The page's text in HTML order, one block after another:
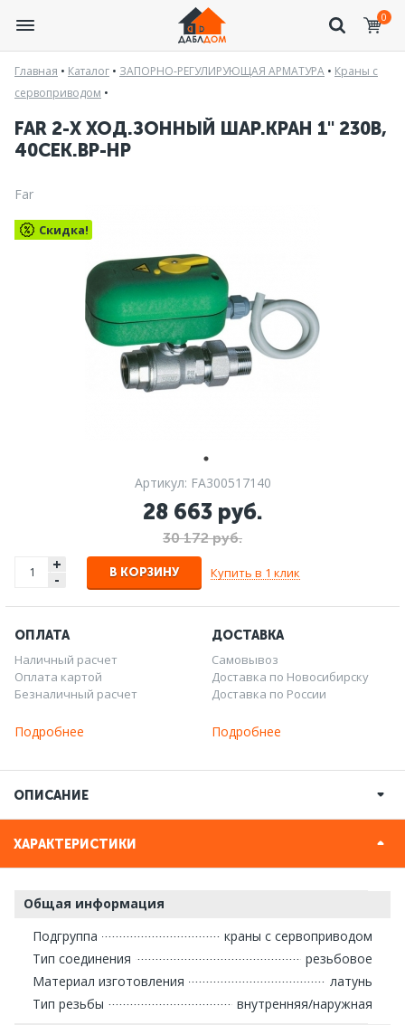
0
Главная • Каталог • ЗАПОРНО-РЕГУЛИРУЮЩАЯ АРМАТУРА • Краны с
сервоприводом •
FAR 2-Х ХОД.ЗОННЫЙ ШАР.КРАН 1" 230В,
40СЕК.ВР-НР
Far
Скидка!
Артикул: FA300517140
28 663 руб.
30 172 руб.
+
- В КОРЗИНУ Купить в 1 клик
ОПЛАТА
Наличный расчет
Оплата картой
Безналичный расчет
Подробнее
ДОСТАВКА
Самовывоз
Доставка по Новосибирску
Доставка по России
Подробнее
ОПИСАНИЕ
ХАРАКТЕРИСТИКИ
Общая информация
Подгруппа
краны с сервоприводом
Тип соединения
резьбовое
Материал изготовления
латунь
Тип резьбы
внутренняя/наружная